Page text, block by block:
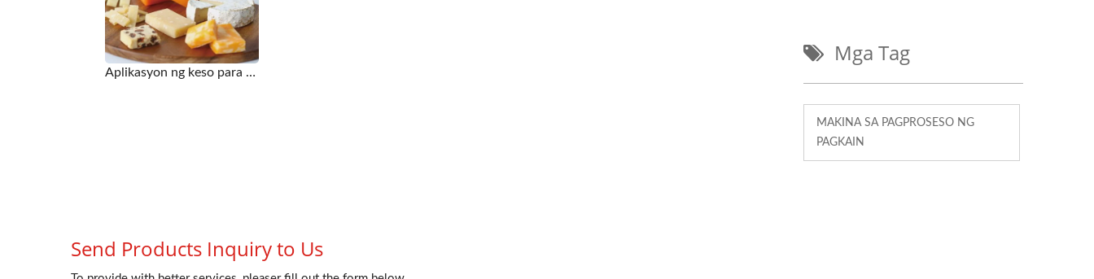
Aplikasyon ng keso para sa Homogenizing Machine
Mga Tag
MAKINA SA PAGPROSESO NG
PAGKAIN